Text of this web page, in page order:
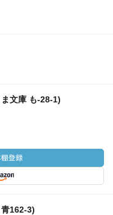
と
。
う
文庫 も-28-1)
162-3)